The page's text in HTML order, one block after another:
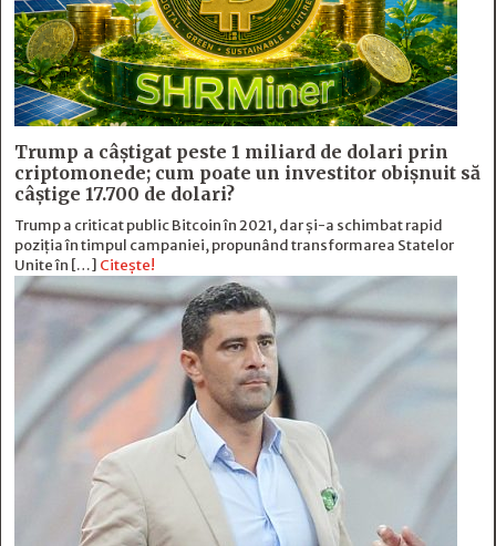
Trump a câștigat peste 1 miliard de dolari prin
criptomonede; cum poate un investitor obișnuit să
câștige 17.700 de dolari?
Trump a criticat public Bitcoin în 2021, dar și-a schimbat rapid
poziția în timpul campaniei, propunând transformarea Statelor
Unite în […] Citește!